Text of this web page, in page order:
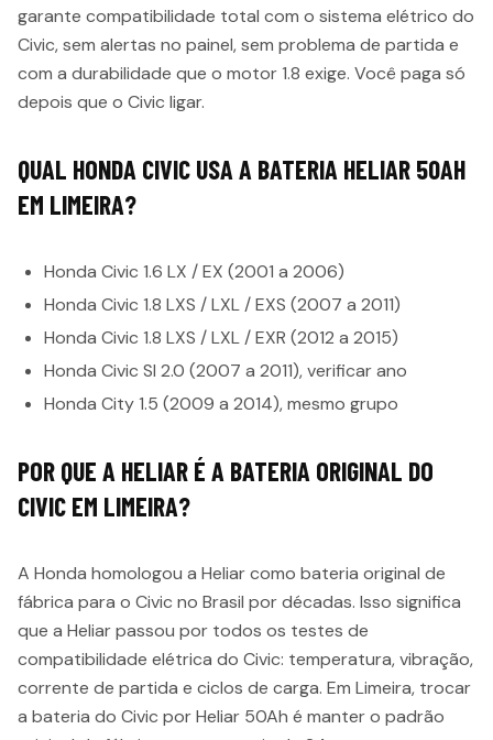
garante compatibilidade total com o sistema elétrico do
Civic, sem alertas no painel, sem problema de partida e
com a durabilidade que o motor 1.8 exige. Você paga só
depois que o Civic ligar.
QUAL HONDA CIVIC USA A BATERIA HELIAR 50AH
EM LIMEIRA?
Honda Civic 1.6 LX / EX (2001 a 2006)
Honda Civic 1.8 LXS / LXL / EXS (2007 a 2011)
Honda Civic 1.8 LXS / LXL / EXR (2012 a 2015)
Honda Civic SI 2.0 (2007 a 2011), verificar ano
Honda City 1.5 (2009 a 2014), mesmo grupo
POR QUE A HELIAR É A BATERIA ORIGINAL DO
CIVIC EM LIMEIRA?
A Honda homologou a Heliar como bateria original de
fábrica para o Civic no Brasil por décadas. Isso significa
que a Heliar passou por todos os testes de
compatibilidade elétrica do Civic: temperatura, vibração,
corrente de partida e ciclos de carga. Em Limeira, trocar
a bateria do Civic por Heliar 50Ah é manter o padrão